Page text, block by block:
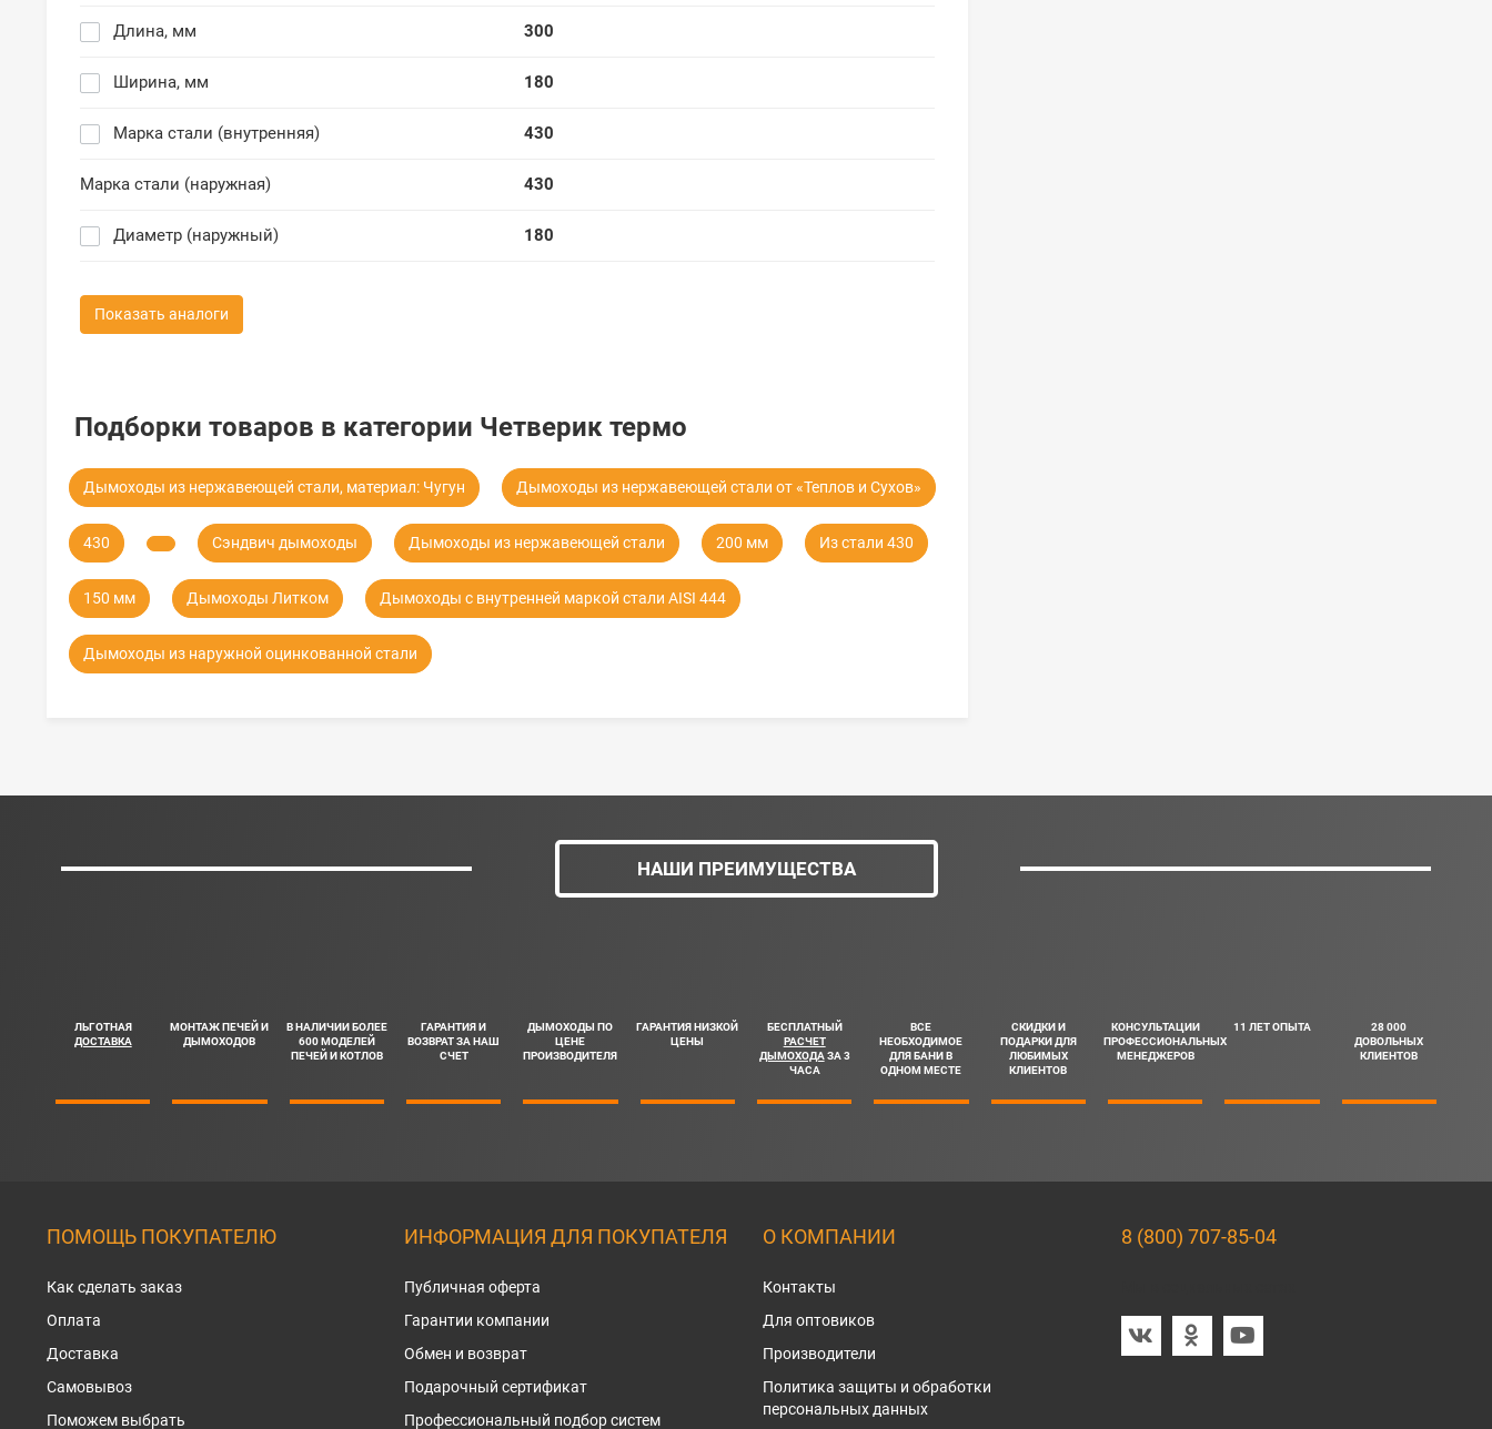
Длина, мм 300
Ширина, мм 180
Марка стали (внутренняя) 430
Марка стали (наружная) 430
Диаметр (наружный) 180
Показать аналоги
Подборки товаров в категории Четверик термо
Дымоходы из нержавеющей стали, материал: Чугун Дымоходы из нержавеющей стали от «Теплов и Сухов»
430 Сэндвич дымоходы Дымоходы из нержавеющей стали 200 мм Из стали 430
150 мм Дымоходы Литком Дымоходы с внутренней маркой стали AISI 444
Дымоходы из наружной оцинкованной стали
НАШИ ПРЕИМУЩЕСТВА
ЛЬГОТНАЯ
ДОСТАВКА
МОНТАЖ ПЕЧЕЙ И
ДЫМОХОДОВ
В НАЛИЧИИ БОЛЕЕ
600 МОДЕЛЕЙ
ПЕЧЕЙ И КОТЛОВ
ГАРАНТИЯ И
ВОЗВРАТ ЗА НАШ
СЧЕТ
ДЫМОХОДЫ ПО
ЦЕНЕ
ПРОИЗВОДИТЕЛЯ
ГАРАНТИЯ НИЗКОЙ
ЦЕНЫ
БЕСПЛАТНЫЙ
РАСЧЕТ
ДЫМОХОДАЗА 3
ЧАСА
ВСЕ
НЕОБХОДИМОЕ
ДЛЯ БАНИ В
ОДНОМ МЕСТЕ
СКИДКИ И
ПОДАРКИ ДЛЯ
ЛЮБИМЫХ
КЛИЕНТОВ
КОНСУЛЬТАЦИИ
ПРОФЕССИОНАЛЬНЫХ
МЕНЕДЖЕРОВ
11 ЛЕТ ОПЫТА
28 000
ДОВОЛЬНЫХ
КЛИЕНТОВ
ПОМОЩЬ ПОКУПАТЕЛЮ
Как сделать заказ
Оплата
Доставка
Самовывоз
Поможем выбрать
ИНФОРМАЦИЯ ДЛЯ ПОКУПАТЕЛЯ
Публичная оферта
Гарантии компании
Обмен и возврат
Подарочный сертификат
Профессиональный подбор систем
О КОМПАНИИ
Контакты
Для оптовиков
Производители
Политика защиты и обработки
персональных данных
8 (800) 707-85-04